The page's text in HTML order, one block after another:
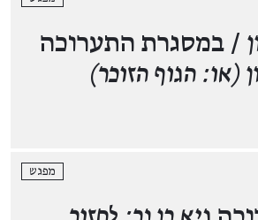
/ במסגרת התערוכה
(או: הגוף הזוכר)
מפגש